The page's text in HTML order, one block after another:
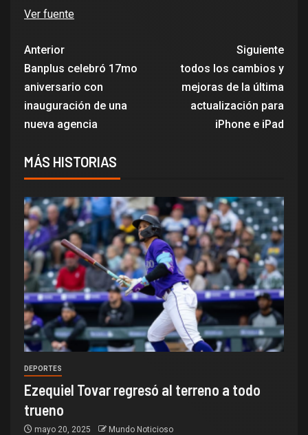
Ver fuente
Anterior
Banplus celebró 17mo
aniversario con
inauguración de una
nueva agencia
Siguiente
todos los cambios y
mejoras de la última
actualización para
iPhone e iPad
MÁS HISTORIAS
DEPORTES
Ezequiel Tovar regresó al terreno a todo
trueno
mayo 20, 2025 Mundo Noticioso